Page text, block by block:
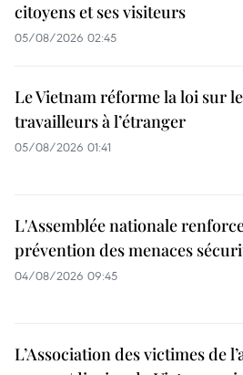
citoyens et ses visiteurs
05/08/2026 02:45
Le Vietnam réforme la loi sur
travailleurs à l’étranger
05/08/2026 01:41
L'Assemblée nationale
prévention des menaces
04/08/2026 09:45
L’Association des victimes de